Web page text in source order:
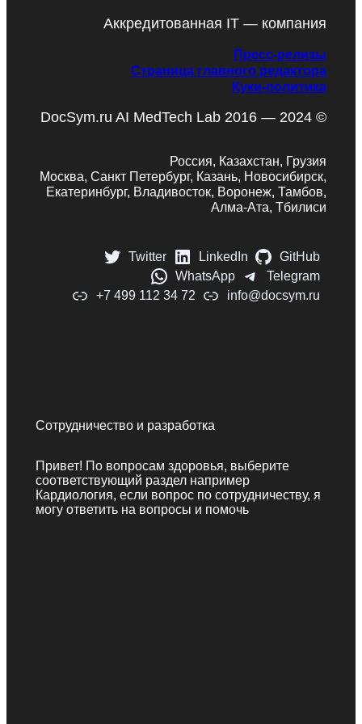
Аккредитованная IT — компания
Пресс-релизы
Страница главного редактора
Куки-политика
DocSym.ru AI MedTech Lab 2016 — 2024 ©
Россия, Казахстан, Грузия
Москва, Санкт Петербург, Казань, Новосибирск,
Екатеринбург, Владивосток, Воронеж, Тамбов,
Алма-Ата, Тбилиси
Twitter LinkedIn
GitHub
WhatsApp
Telegram
+7 499 112 34 72
info@docsym.ru
Сотрудничество и разработка
Привет! По вопросам здоровья, выберите
соответствующий раздел например
Кардиология, если вопрос по сотрудничеству, я
могу ответить на вопросы и помочь